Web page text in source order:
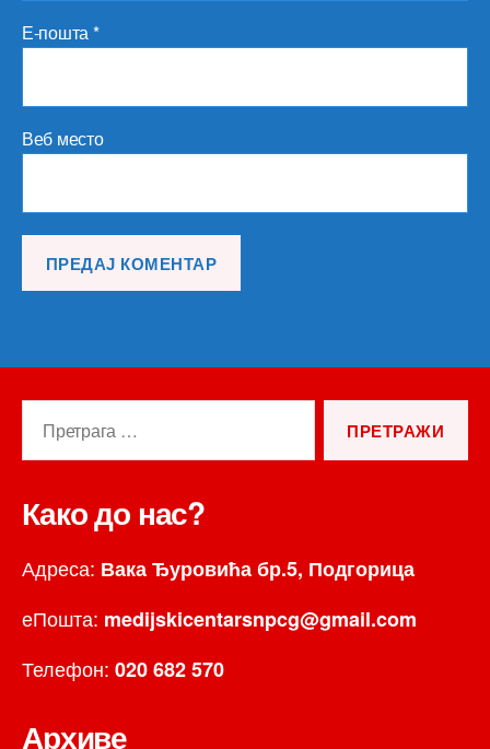
Е-пошта*
Веб место
Како до нас?
Адреса: Вака Ђуровића бр.5, Подгорица
еПошта: medijskicentarsnpcg@gmail.com
Телефон: 020 682 570
Архиве